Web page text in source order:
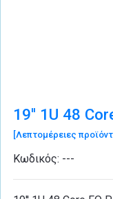
19'' 1U 48
[Λεπτομέρειες
Κωδικός: ---